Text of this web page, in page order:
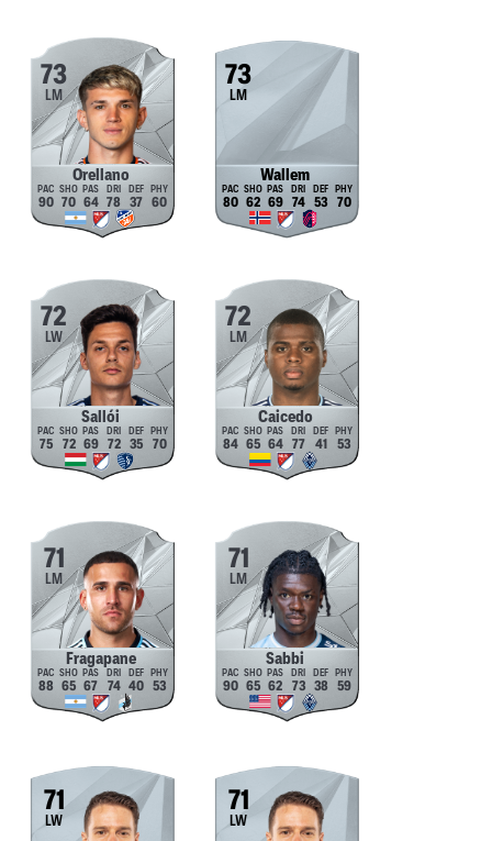
73
LM
Orellano
90 70 64 78 37 60
73
LM
Wallem
80 62 69 74 53 70
72
LW
Sallói
75 72 69 72 35 70
72
LM
Caicedo
84 65 64 77 41 53
71
LM
Fragapane
88 65 67 74 40 53
71
LM
Sabbi
90 65 62 73 38 59
71
LW
71
LW